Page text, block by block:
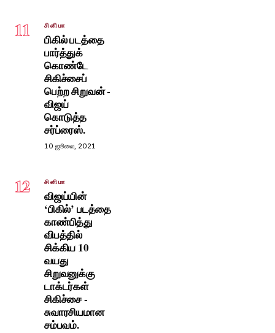
11 சினிமா
பிகில் படத்தை
பார்த்துக்
கொண்டே
சிகிச்சைப்
பெற்ற சிறுவன் -
விஜய்
கொடுத்த
சர்ப்ரைஸ்.
10 ஜூலை, 2021
12 சினிமா
விஜய்யின்
‘பிகில்’ படத்தை
காண்பித்து
விபத்தில்
சிக்கிய 10
வயது
சிறுவனுக்கு
டாக்டர்கள்
சிகிச்சை -
சுவாரசியமான
சம்பவம்.